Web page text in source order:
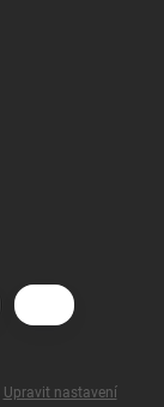
Upravit nastavení